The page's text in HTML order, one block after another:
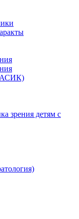
зрения детям c